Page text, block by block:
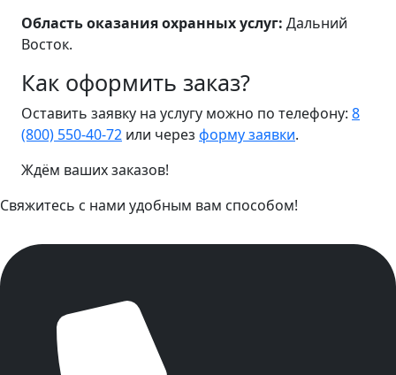
Область оказания охранных услуг: Дальний
Восток.
Как оформить заказ?
Оставить заявку на услугу можно по телефону: 8
(800) 550-40-72 или через форму заявки.
Ждём ваших заказов!
Свяжитесь с нами удобным вам способом!